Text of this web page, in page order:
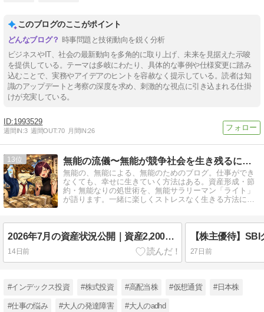
このブログのここがポイント
時事問題と技術動向を鋭く分析
ビジネスやIT、社会の最新動向を多角的に取り上げ、未来を見据えた示唆
を提供している。テーマは多岐にわたり、具体的な事例や仕様変更に踏み
込むことで、実務やアイデアのヒントを容赦なく提示している。読者は知
識のアップデートと考察の深度を求め、刺激的な視点に引き込まれる仕掛
けが充実している。
1993529
週間IN:3 週間OUT:70 月間IN:26
13 無能の流儀〜無能が競争社会を生き残るには？〜
無能の、無能による、無能のためのブログ。仕事ができ
なくても、幸せに生きていく方法はある。資産形成・節
約・無能なりの処世術を、無能サラリーマン「ライト」
が語ります。一緒に楽しくストレスなく生きる方法につ
2026年7月の資産状況公開｜資産2,200万円達成！ボーナス額も公開
14日前 27日前
#インデックス投資 #株式投資 #高配当株 #仮想通貨 #日本株
#仕事の悩み #大人の発達障害 #大人のadhd